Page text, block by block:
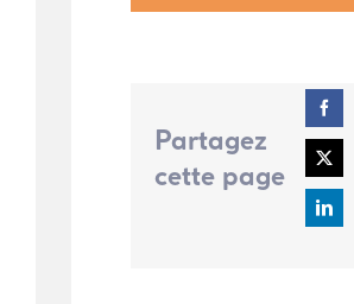
Partagez
cette page